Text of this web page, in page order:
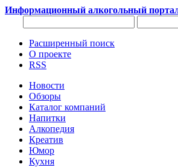
Информационный алкогольный
Расширенный поиск
О проекте
RSS
Новости
Обзоры
Каталог компаний
Напитки
Алкопедия
Креатив
Юмор
Кухня